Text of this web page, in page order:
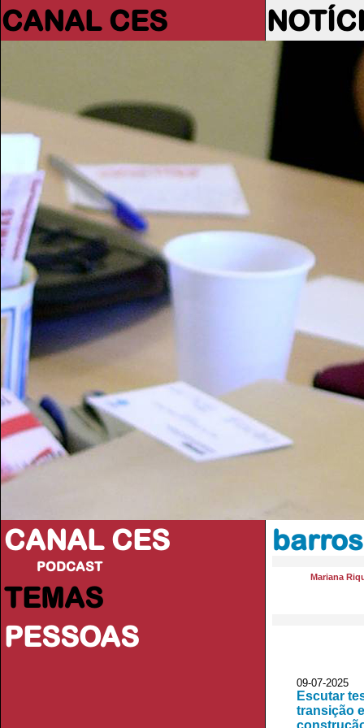
CANAL CES
CANAL CES
PODCAST
TEMAS
PESSOAS
Mariana
09-07-
Escutar
transição